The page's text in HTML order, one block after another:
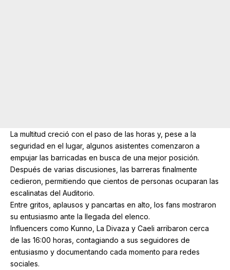
La multitud creció con el paso de las horas y, pese a la
seguridad en el lugar, algunos asistentes comenzaron a
empujar las barricadas en busca de una mejor posición.
Después de varias discusiones, las barreras finalmente
cedieron, permitiendo que cientos de personas ocuparan las
escalinatas del Auditorio.
Entre gritos, aplausos y pancartas en alto, los fans mostraron
su entusiasmo ante la llegada del elenco.
Influencers como Kunno, La Divaza y Caeli arribaron cerca
de las 16:00 horas, contagiando a sus seguidores de
entusiasmo y documentando cada momento para redes
sociales.